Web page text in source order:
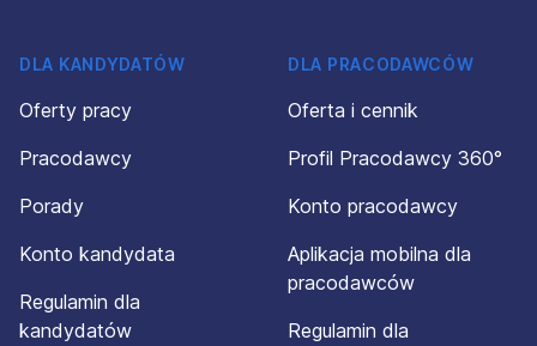
DLA KANDYDATÓW
Oferty pracy
Pracodawcy
Porady
Konto kandydata
Regulamin dla
kandydatów
DLA PRACODAWCÓW
Oferta i cennik
Profil Pracodawcy 360°
Konto pracodawcy
Aplikacja mobilna dla
pracodawców
Regulamin dla